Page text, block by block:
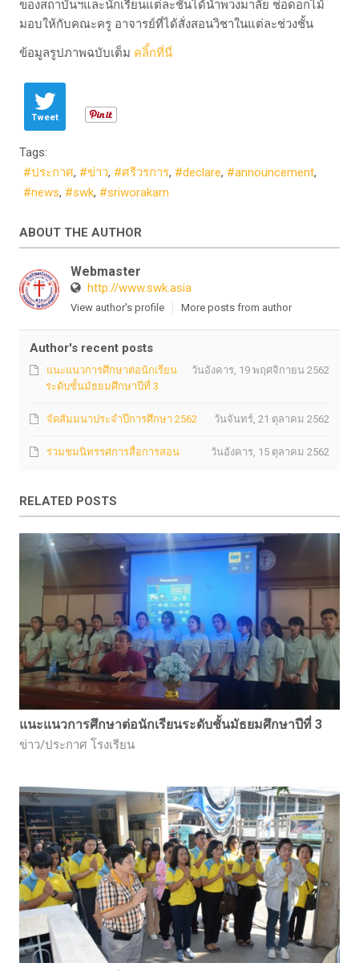
ของสถาบันฯและนักเรียนแต่ละชั้นได้นำพวงมาลัย ช่อดอกไม้
มอบให้กับคณะครู อาจารย์ที่ได้สั่งสอนวิชาในแต่ละช่วงชั้น
​ข้อมูลรูปภาพฉบับเต็ม คลิ็กที่นี่
Tweet
Tags:
ประกาศ
ข่าว ศรีวรการ declare
announcement
news
swk sriworakarn
ABOUT THE AUTHOR
Webmaster
http://www.swk.asia
View author's profile More posts from author
Author's recent posts
วันอังคาร, 19 พฤศจิกายน 2562
แนะแนวการศึกษาต่อนักเรียน
ระดับชั้นมัธยมศึกษาปีที่ 3
วันจันทร์, 21 ตุลาคม 2562
จัดสัมมนาประจำปีการศึกษา 2562
วันอังคาร, 15 ตุลาคม 2562
ร่วมชมนิทรรศการสื่อการสอน
RELATED POSTS
แนะแนวการศึกษาต่อนักเรียนระดับชั้นมัธยมศึกษาปีที่ 3
ข่าว/ประกาศ โรงเรียน